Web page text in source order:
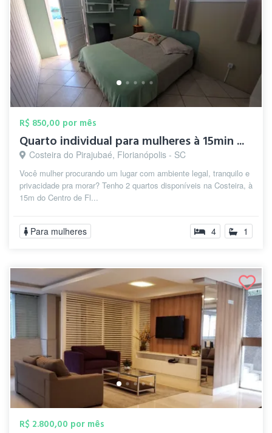
R$ 850,00 por mês
Quarto individual para mulheres à 15min ...
Costeira do Pirajubaé, Florianópolis - SC
Você mulher procurando um lugar com ambiente legal, tranquilo e
privacidade pra morar? Tenho 2 quartos disponíveis na Costeira, à
15m do Centro de Fl...
Para mulheres 4 1
R$ 2.800,00 por mês